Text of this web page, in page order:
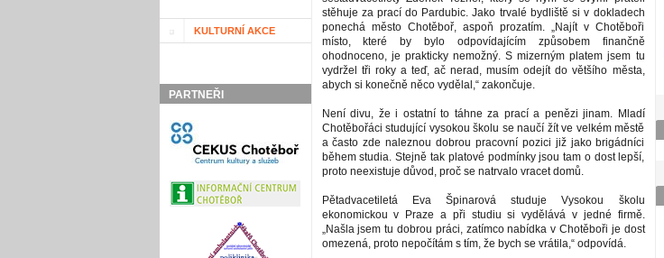
KULTURNÍ AKCE
PARTNEŘI
stěhuje za prací do Pardubic. Jako trvalé bydliště si v dokladech
ponechá město Chotěboř, aspoň prozatím. „Najít v Chotěboři
místo, které by bylo odpovídajícím způsobem finančně
ohodnoceno, je prakticky nemožný. S mizerným platem jsem tu
vydržel tři roky a teď, ač nerad, musím odejít do většího města,
abych si konečně něco vydělal,“ zakončuje.
Není divu, že i ostatní to táhne za prací a penězi jinam. Mladí
Chotěbořáci studující vysokou školu se naučí žít ve velkém městě
a často zde naleznou dobrou pracovní pozici již jako brigádníci
během studia. Stejně tak platové podmínky jsou tam o dost lepší,
proto neexistuje důvod, proč se natrvalo vracet domů.
Pětadvacetiletá Eva Špinarová studuje Vysokou školu
ekonomickou v Praze a při studiu si vydělává v jedné firmě.
„Našla jsem tu dobrou práci, zatímco nabídka v Chotěboři je dost
omezená, proto nepočítám s tím, že bych se vrátila,“ odpovídá.